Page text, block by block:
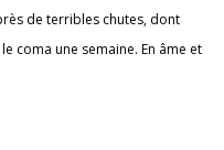
de terribles chutes, dont
coma une semaine. En âme et